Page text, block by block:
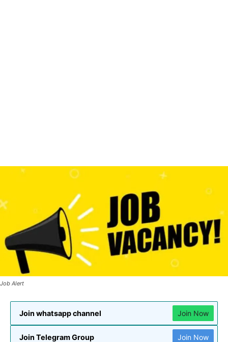
Job Alert
Join whatsapp channel Join Now
Join Telegram Group Join Now